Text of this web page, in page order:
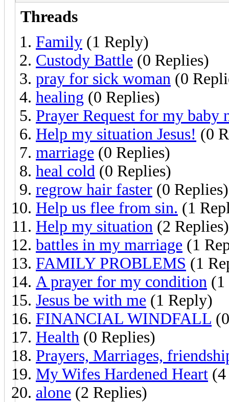
Threads
Family (1 Reply)
Custody Battle (0 Replies)
pray for sick woman (0
healing (0 Replies)
Prayer Request for my baby
Help my situation Jesus! (0
marriage (0 Replies)
heal cold (0 Replies)
regrow hair faster (0 Replies)
Help us flee from sin. (1
Help my situation (2 Replies)
battles in my marriage (1
FAMILY PROBLEMS (1
A prayer for my condition (1
Jesus be with me (1 Reply)
FINANCIAL WINDFALL
Health (0 Replies)
Prayers, Marriages,
My Wifes Hardened Heart
alone (2 Replies)